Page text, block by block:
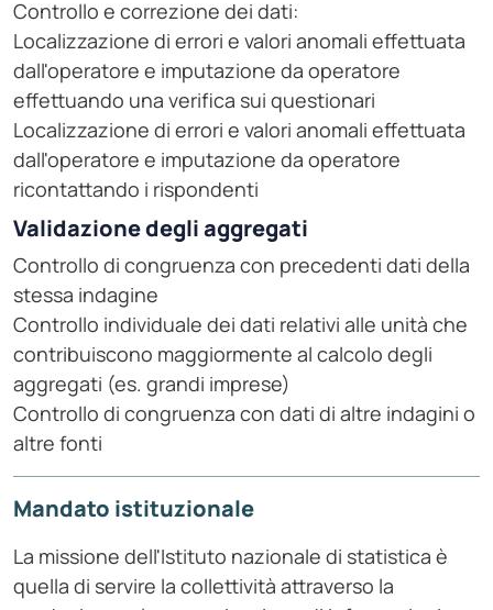
Controllo e correzione dei dati:
Localizzazione di errori e valori anomali effettuata
dall'operatore e imputazione da operatore
effettuando una verifica sui questionari
Localizzazione di errori e valori anomali effettuata
dall'operatore e imputazione da operatore
ricontattando i rispondenti
Validazione degli aggregati
Controllo di congruenza con precedenti dati della
stessa indagine
Controllo individuale dei dati relativi alle unità che
contribuiscono maggiormente al calcolo degli
aggregati (es. grandi imprese)
Controllo di congruenza con dati di altre indagini o
altre fonti
Mandato istituzionale
La missione dell'Istituto nazionale di statistica è
quella di servire la collettività attraverso la